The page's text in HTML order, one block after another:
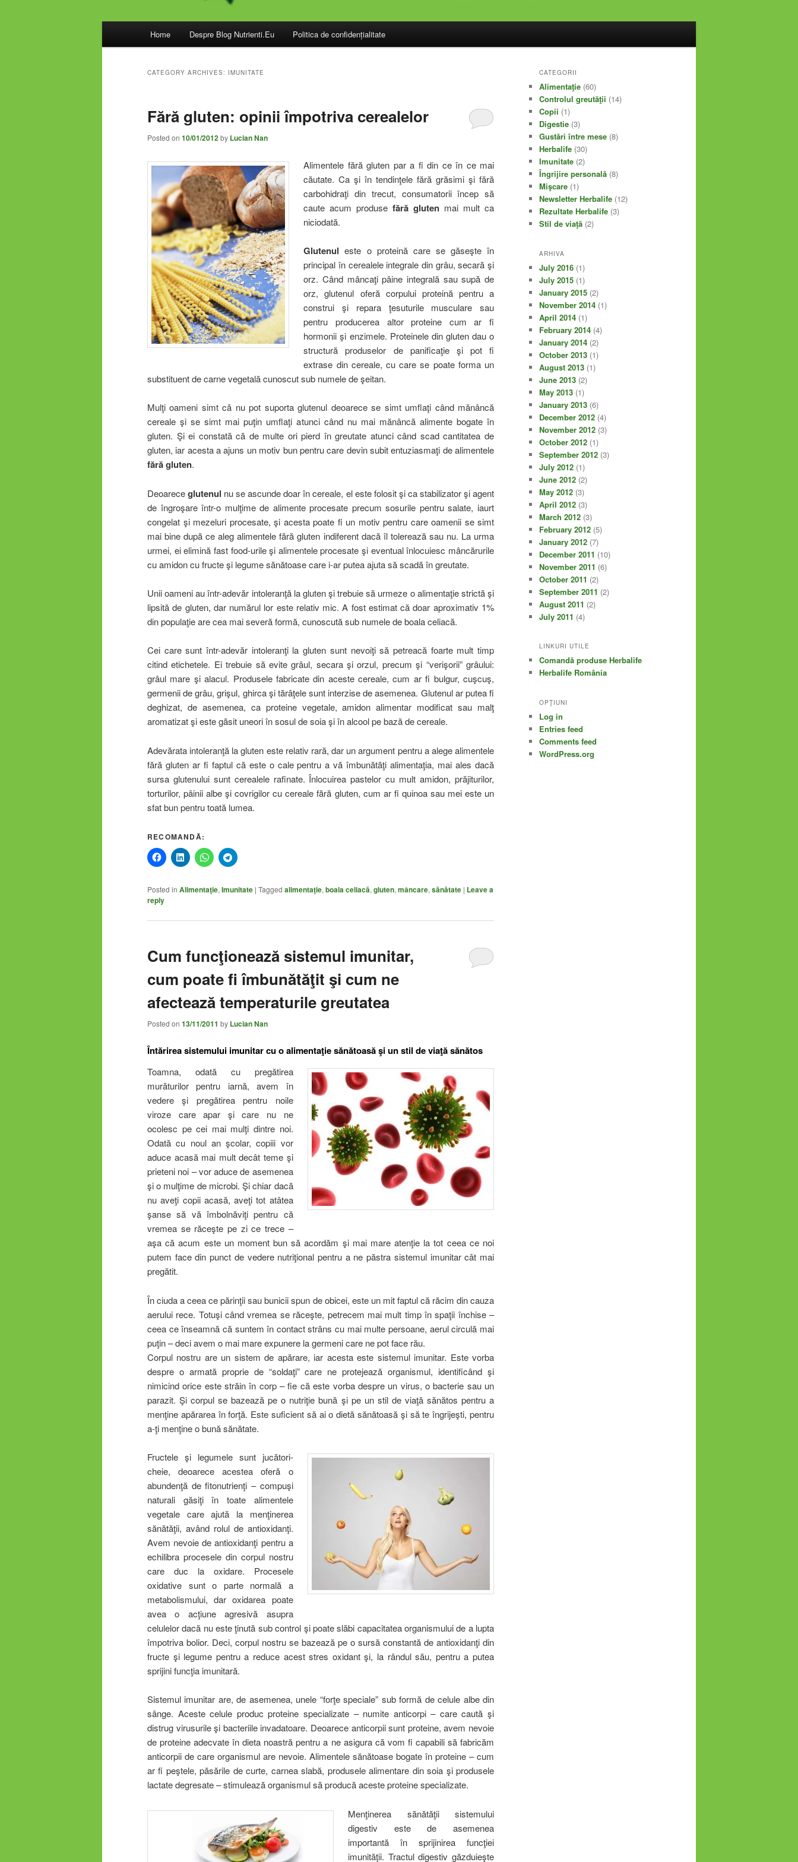
Home Despre Blog Nutrienti.Eu Politica de confidențialitate
CATEGORY ARCHIVES: IMUNITATE
Fără gluten: opinii împotriva cerealelor
Posted on 10/01/2012by Lucian Nan
Alimentele fără gluten par a fi din ce în ce mai
căutate. Ca şi în tendinţele fără grăsimi şi fără
carbohidraţi din trecut, consumatorii încep să
caute acum produsefără gluten mai mult ca
niciodată.
Glutenul este o proteină care se găseşte în
principal în cerealele integrale din grâu, secară şi
orz. Când mâncaţi pâine integrală sau supă de
orz, glutenul oferă corpului proteină pentru a
construi şi repara ţesuturile musculare sau
pentru producerea altor proteine cum ar fi
hormonii şi enzimele. Proteinele din gluten dau o
structură produselor de panificaţie şi pot fi
extrase din cereale, cu care se poate forma un
substituent de carne vegetală cunoscut sub numele de şeitan.
Mulţi oameni simt că nu pot suporta glutenul deoarece se simt umflaţi când mănâncă
cereale şi se simt mai puţin umflaţi atunci când nu mai mănâncă alimente bogate în
gluten. Şi ei constată că de multe ori pierd în greutate atunci când scad cantitatea de
gluten, iar acesta a ajuns un motiv bun pentru care devin subit entuziasmaţi de alimentele
fără gluten.
Deoareceglutenul nu se ascunde doar în cereale, el este folosit şi ca stabilizator şi agent
de îngroşare într-o mulţime de alimente procesate precum sosurile pentru salate, iaurt
congelat şi mezeluri procesate, şi acesta poate fi un motiv pentru care oamenii se simt
mai bine după ce aleg alimentele fără gluten indiferent dacă îl tolerează sau nu. La urma
urmei, ei elimină fast food-urile şi alimentele procesate şi eventual înlocuiesc mâncărurile
cu amidon cu fructe şi legume sănătoase care i-ar putea ajuta să scadă în greutate.
Unii oameni au într-adevăr intoleranţă la gluten şi trebuie să urmeze o alimentaţie strictă şi
lipsită de gluten, dar numărul lor este relativ mic. A fost estimat că doar aproximativ 1%
din populaţie are cea mai severă formă, cunoscută sub numele de boala celiacă.
Cei care sunt într-adevăr intoleranţi la gluten sunt nevoiţi să petreacă foarte mult timp
citind etichetele. Ei trebuie să evite grâul, secara şi orzul, precum şi “verişorii” grâului:
grâul mare şi alacul. Produsele fabricate din aceste cereale, cum ar fi bulgur, cuşcuş,
germenii de grâu, grişul, ghirca şi tărâţele sunt interzise de asemenea. Glutenul ar putea fi
deghizat, de asemenea, ca proteine vegetale, amidon alimentar modificat sau malţ
aromatizat şi este găsit uneori în sosul de soia şi în alcool pe bază de cereale.
Adevărata intoleranţă la gluten este relativ rară, dar un argument pentru a alege alimentele
fără gluten ar fi faptul că este o cale pentru a vă îmbunătăţi alimentaţia, mai ales dacă
sursa glutenului sunt cerealele rafinate. Înlocuirea pastelor cu mult amidon, prăjiturilor,
torturilor, pâinii albe şi covrigilor cu cereale fără gluten, cum ar fi quinoa sau mei este un
sfat bun pentru toată lumea.
RECOMANDĂ:
Posted in Alimentaţie, Imunitate | Tagged alimentaţie, boala celiacă, gluten, mâncare, sănătate | Leave a
reply
Cum funcţionează sistemul imunitar,
cum poate fi îmbunătăţit şi cum ne
afectează temperaturile greutatea
Posted on 13/11/2011 by Lucian Nan
Întărirea sistemului imunitar cu o alimentaţie sănătoasă şi un stil de viaţă sănătos
Toamna, odată cu pregătirea
murăturilor pentru iarnă, avem în
vedere şi pregătirea pentru noile
viroze care apar şi care nu ne
ocolesc pe cei mai mulţi dintre noi.
Odată cu noul an şcolar, copiii vor
aduce acasă mai mult decât teme şi
prieteni noi – vor aduce de asemenea
şi o mulţime de microbi. Şi chiar dacă
nu aveţi copii acasă, aveţi tot atâtea
şanse să vă îmbolnăviţi pentru că
vremea se răceşte pe zi ce trece –
aşa că acum este un moment bun să acordăm şi mai mare atenţie la tot ceea ce noi
putem face din punct de vedere nutriţional pentru a ne păstra sistemul imunitar cât mai
pregătit.
În ciuda a ceea ce părinţii sau bunicii spun de obicei, este un mit faptul că răcim din cauza
aerului rece. Totuşi când vremea se răceşte, petrecem mai mult timp în spaţii închise –
ceea ce înseamnă că suntem în contact strâns cu mai multe persoane, aerul circulă mai
puţin – deci avem o mai mare expunere la germeni care ne pot face rău.
Corpul nostru are un sistem de apărare, iar acesta este sistemul imunitar. Este vorba
despre o armată proprie de “soldaţi” care ne protejează organismul, identificând şi
nimicind orice este străin în corp – fie că este vorba despre un virus, o bacterie sau un
parazit. Şi corpul se bazează pe o nutriţie bună şi pe un stil de viaţă sănătos pentru a
menţine apărarea în forţă. Este suficient să ai o dietă sănătoasă şi să te îngrijeşti, pentru
a-ţi menţine o bună sănătate.
Fructele şi legumele sunt jucători-
cheie, deoarece acestea oferă o
abundenţă de fitonutrienţi – compuşi
naturali găsiţi în toate alimentele
vegetale care ajută la menţinerea
sănătăţii, având rolul de antioxidanţi.
Avem nevoie de antioxidanţi pentru a
echilibra procesele din corpul nostru
care duc la oxidare. Procesele
oxidative sunt o parte normală a
metabolismului, dar oxidarea poate
avea o acţiune agresivă asupra
celulelor dacă nu este ţinută sub control şi poate slăbi capacitatea organismului de a lupta
împotriva bolior. Deci, corpul nostru se bazează pe o sursă constantă de antioxidanţi din
fructe şi legume pentru a reduce acest stres oxidant şi, la rândul său, pentru a putea
sprijini funcţia imunitară.
Sistemul imunitar are, de asemenea, unele “forţe speciale” sub formă de celule albe din
sânge. Aceste celule produc proteine specializate – numite anticorpi – care caută şi
distrug virusurile şi bacteriile invadatoare. Deoarece anticorpii sunt proteine, avem nevoie
de proteine adecvate în dieta noastră pentru a ne asigura că vom fi capabili să fabricăm
anticorpii de care organismul are nevoie. Alimentele sănătoase bogate în proteine – cum
ar fi peştele, păsările de curte, carnea slabă, produsele alimentare din soia şi produsele
lactate degresate – stimulează organismul să producă aceste proteine specializate.
Menţinerea sănătăţii sistemului
digestiv este de asemenea
importantă în sprijinirea funcţiei
imunităţii. Tractul digestiv găzduieşte
CATEGORII
Alimentaţie (60)
Controlul greutăţii (14)
Copii (1)
Digestie (3)
Gustări între mese (8)
Herbalife (30)
Imunitate (2)
Îngrijire personală (8)
Mişcare (1)
Newsletter Herbalife (12)
Rezultate Herbalife (3)
Stil de viaţă (2)
ARHIVA
July 2016 (1)
July 2015 (1)
January 2015 (2)
November 2014 (1)
April 2014 (1)
February 2014 (4)
January 2014 (2)
October 2013 (1)
August 2013 (1)
June 2013 (2)
May 2013 (1)
January 2013 (6)
December 2012 (4)
November 2012 (3)
October 2012 (1)
September 2012 (3)
July 2012 (1)
June 2012 (2)
May 2012 (3)
April 2012 (3)
March 2012 (3)
February 2012 (5)
January 2012 (7)
December 2011 (10)
November 2011 (6)
October 2011 (2)
September 2011 (2)
August 2011 (2)
July 2011 (4)
LINKURI UTILE
Comandă produse Herbalife
Herbalife România
OPŢIUNI
Log in
Entries feed
Comments feed
WordPress.org